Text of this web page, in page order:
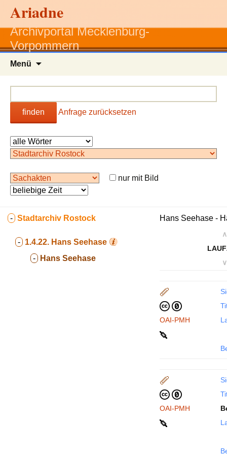
Ariadne
Archivportal Mecklenburg-
Vorpommern
Menü
finden Anfrage zurücksetzen
nur mit Bild
- Stadtarchiv Rostock
- 1.4.22. Hans Seehase
- Hans Seehase
Hans Seehase -
∧
∨
OAI-PMH
OAI-PMH